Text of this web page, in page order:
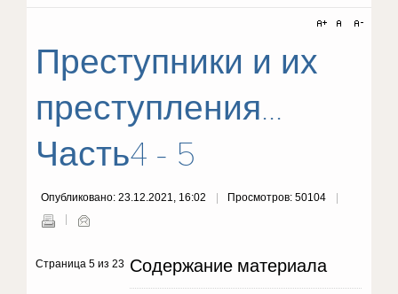
Преступники и их
преступления...
Часть4 - 5
Опубликовано: 23.12.2021, 16:02 Просмотров: 50104
Содержание материала
Страница 5 из 23